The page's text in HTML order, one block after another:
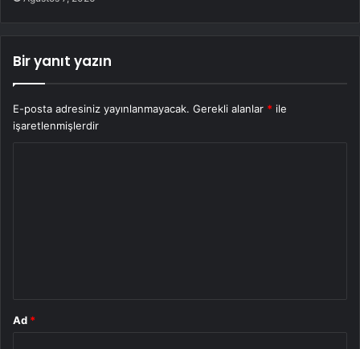
Bir yanıt yazın
E-posta adresiniz yayınlanmayacak. Gerekli alanlar * ile
işaretlenmişlerdir
Ad *